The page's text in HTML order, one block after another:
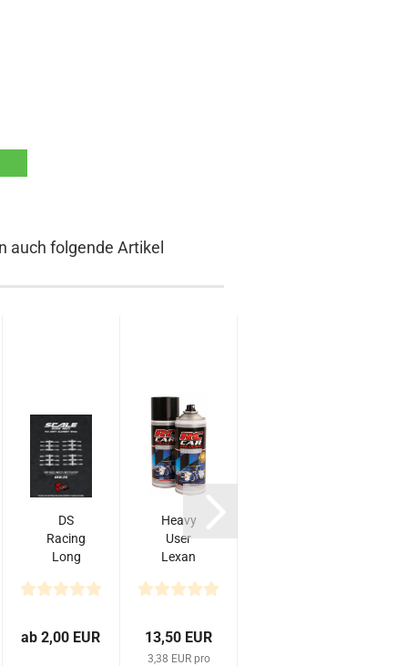
auch folgende Artikel
DS
Racing
Long
Drift
Felge
ab 2,00 EUR
Heavy
User
Lexan
Weiß
400
13,50 EUR
3,38 EUR pro